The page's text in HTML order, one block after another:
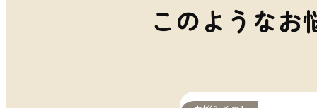
このようなお